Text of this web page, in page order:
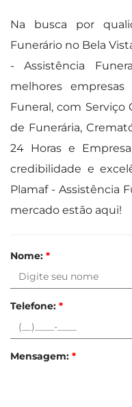
Na busca por
Funerário no Bela
- Assistência
melhores
Funeral, com Serviço
de Funerária,
24 Horas e
credibilidade e
Plamaf - Assistência
mercado estão aqui!
Nome: *
Telefone: *
Mensagem: *